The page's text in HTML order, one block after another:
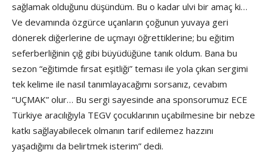
sağlamak olduğunu düşündüm. Bu o kadar ulvi bir amaç ki…
Ve devamında özgürce uçanların çoğunun yuvaya geri
dönerek diğerlerine de uçmayı öğrettiklerine; bu eğitim
seferberliğinin çığ gibi büyüdüğüne tanık oldum. Bana bu
sezon “eğitimde fırsat eşitliği” teması ile yola çıkan sergimi
tek kelime ile nasıl tanımlayacağımı sorsanız, cevabım
“UÇMAK” olur… Bu sergi sayesinde ana sponsorumuz ECE
Türkiye aracılığıyla TEGV çocuklarının uçabilmesine bir nebze
katkı sağlayabilecek olmanın tarif edilemez hazzını
yaşadığımı da belirtmek isterim” dedi.